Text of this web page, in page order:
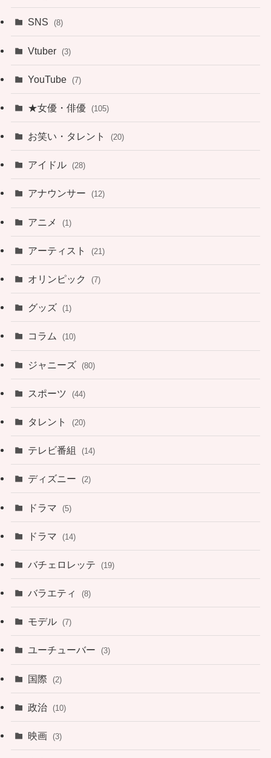
SNS (8)
Vtuber (3)
YouTube (7)
★女優・俳優 (105)
お笑い・タレント (20)
アイドル (28)
アナウンサー (12)
アニメ (1)
アーティスト (21)
オリンピック (7)
グッズ (1)
コラム (10)
ジャニーズ (80)
スポーツ (44)
タレント (20)
テレビ番組 (14)
ディズニー (2)
ドラマ (5)
ドラマ (14)
バチェロレッテ (19)
バラエティ (8)
モデル (7)
ユーチューバー (3)
国際 (2)
政治 (10)
映画 (3)